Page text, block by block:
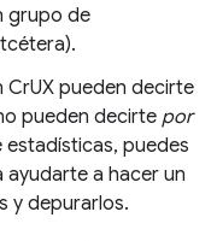
grupo de
CrUX pueden decirte
pueden decirte por
estadísticas, puedes
a hacer un
y depurarlos.